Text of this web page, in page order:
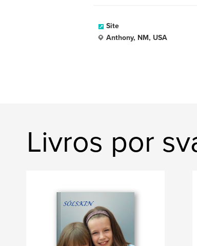
Site
Anthony, NM, USA
Livros por